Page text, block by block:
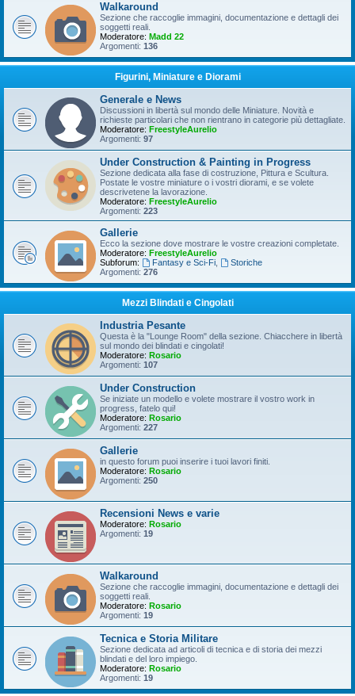
Walkaround
Sezione che raccoglie immagini, documentazione e dettagli dei
soggetti reali.
Moderatore: Madd 22
Argomenti: 136
Figurini, Miniature e Diorami
Generale e News
Discussioni in libertà sul mondo delle Miniature. Novità e
richieste particolari che non rientrano in categorie più dettagliate.
Moderatore: FreestyleAurelio
Argomenti: 97
Under Construction & Painting in Progress
Sezione dedicata alla fase di costruzione, Pittura e Scultura.
Postate le vostre miniature o i vostri diorami, e se volete
descrivetene la lavorazione.
Moderatore: FreestyleAurelio
Argomenti: 223
Gallerie
Ecco la sezione dove mostrare le vostre creazioni completate.
Moderatore: FreestyleAurelio
Subforum:
Fantasy e Sci-Fi,
Storiche
Argomenti: 276
Mezzi Blindati e Cingolati
Industria Pesante
Questa è la "Lounge Room" della sezione. Chiacchere in libertà
sul mondo dei blindati e cingolati!
Moderatore: Rosario
Argomenti: 107
Under Construction
Se iniziate un modello e volete mostrare il vostro work in
progress, fatelo qui!
Moderatore: Rosario
Argomenti: 227
Gallerie
in questo forum puoi inserire i tuoi lavori finiti.
Moderatore: Rosario
Argomenti: 250
Recensioni News e varie
Moderatore: Rosario
Argomenti: 19
Walkaround
Sezione che raccoglie immagini, documentazione e dettagli dei
soggetti reali.
Moderatore: Rosario
Argomenti: 19
Tecnica e Storia Militare
Sezione dedicata ad articoli di tecnica e di storia dei mezzi
blindati e del loro impiego.
Moderatore: Rosario
Argomenti: 19